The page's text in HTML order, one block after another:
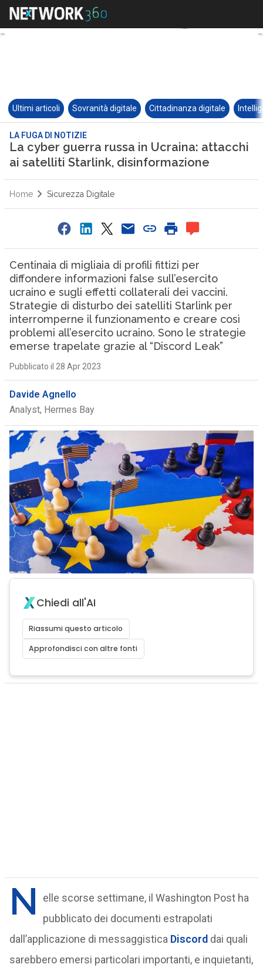
Ultimi articoli Sovranità digitale Cittadinanza digitale
LA FUGA DI NOTIZIE
La cyber guerra russa in Ucraina: attacchi
ai satelliti Starlink, disinformazione
Home Sicurezza Digitale
Centinaia di migliaia di profili fittizi per
diffondere informazioni false sull’esercito
ucraino e sugli effetti collaterali dei vaccini.
Strategie di disturbo dei satelliti Starlink per
interromperne il funzionamento e creare così
problemi all’esercito ucraino. Sono le strategie
emerse trapelate grazie al “Discord Leak”
Pubblicato il 28 Apr 2023
Davide Agnello
Analyst, Hermes Bay
Chiedi all'AI
Riassumi questo articolo
Approfondisci con altre fonti
N
elle scorse settimane, il Washington Post ha
pubblicato dei documenti estrapolati
dall’applicazione di messaggistica Discord dai quali
sarebbero emersi particolari importanti, e inquietanti,